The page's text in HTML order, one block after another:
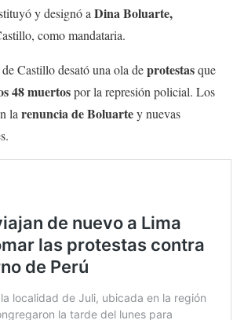
y designó a Dina Boluarte,
como mandataria.
Castillo desató una ola deprotestasque
48 muertospor la represión policial. Los
la renuncia de Boluartey nuevas